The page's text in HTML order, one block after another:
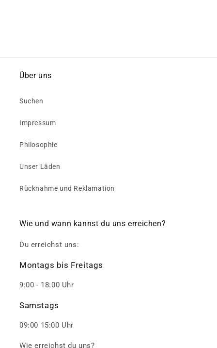
Über uns
Suchen
Impressum
Philosophie
Unser Läden
Rücknahme und Reklamation
Wie und wann kannst du uns erreichen?
Du erreichst uns:
Montags bis Freitags
9:00 - 18:00 Uhr
Samstags
09:00 15:00 Uhr
Wie erreichst du uns?